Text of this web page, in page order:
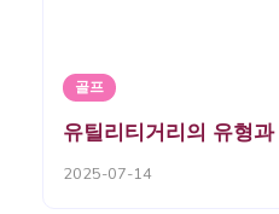
골프
유틸리티거리의 유형
2025-07-14